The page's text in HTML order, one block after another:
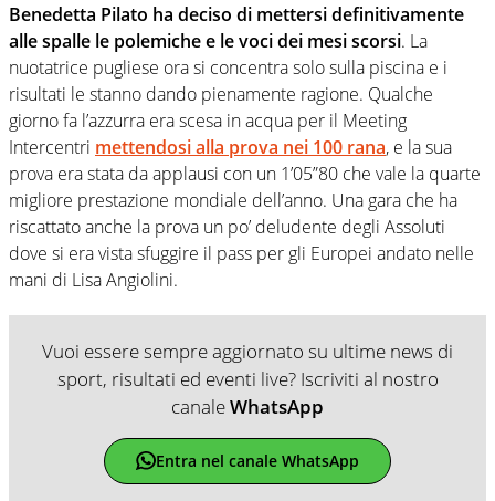
Benedetta Pilato ha deciso di mettersi definitivamente
alle spalle le polemiche e le voci dei mesi scorsi. La
nuotatrice pugliese ora si concentra solo sulla piscina e i
risultati le stanno dando pienamente ragione. Qualche
giorno fa l’azzurra era scesa in acqua per il Meeting
Intercentri mettendosi alla prova nei 100 rana, e la sua
prova era stata da applausi con un 1’05”80 che vale la quarte
migliore prestazione mondiale dell’anno. Una gara che ha
riscattato anche la prova un po’ deludente degli Assoluti
dove si era vista sfuggire il pass per gli Europei andato nelle
mani di Lisa Angiolini.
Vuoi essere sempre aggiornato su ultime news di
sport, risultati ed eventi live? Iscriviti al nostro
canaleWhatsApp
Entra nel canale WhatsApp